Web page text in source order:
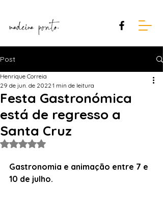
Post
Festa Gastronómica
está de regresso a
Santa Cruz
Henrique Correia
29 de jun. de 2022 1 min de leitura
Avaliado com NaN de 5 estrelas.
Gastronomia e animação entre 7 e
10 de julho.